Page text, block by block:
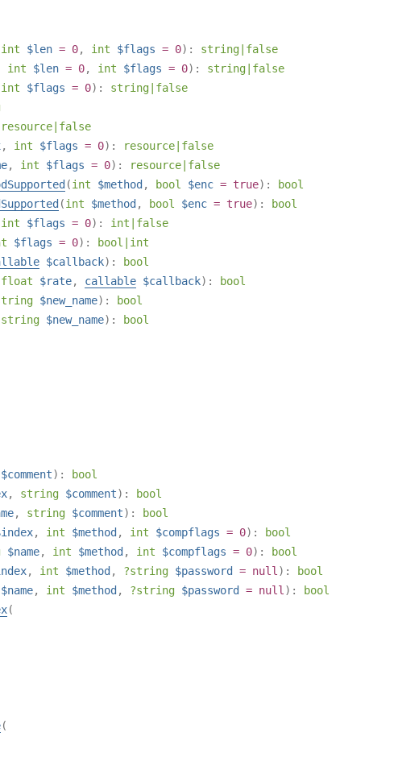
int $len = 0, int $flags = 0): string false
int $len = 0, int $flags = 0): string false
int $flags = 0): string false
resource false
, int $flags = 0): resource false
, int $flags = 0): resource false
(int $method , bool $enc = true):
bool
(int $method , bool $enc = true):
bool
int $flags = 0): int
false
$flags = 0): bool
int
$callback):
bool
float $rate, callable $callback):
bool
$new_name):
bool
string $new_name):
bool
$comment):
bool
, string $comment):
bool
, string $comment):
bool
, int $method , int $compflags = 0):
bool
$name, int $method , int $compflags = 0):
bool
, int $method , ?string $password = null ):
bool
$name, int $method , ?string $password = null ):
bool
(
(